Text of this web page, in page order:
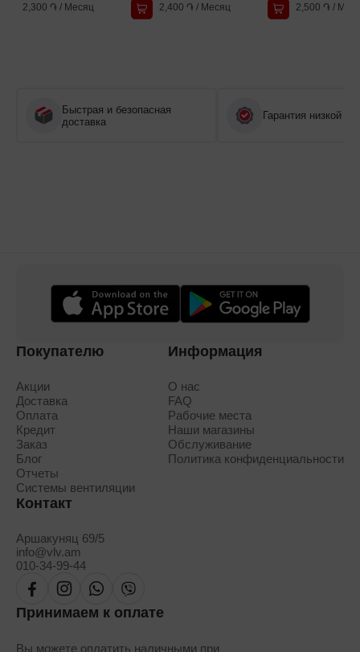
2,300 ֏ / Месяц
2,400 ֏ / Месяц
2,500 ֏ /
Быстрая и безопасная
доставка
Гарантия низкой
Покупателю
Акции
Доставка
Оплата
Кредит
Заказ
Блог
Отчеты
Системы вентиляции
Информация
О нас
FAQ
Рабочие места
Наши магазины
Обслуживание
Политика конфиденциальности
Контакт
Аршакуняц 69/5
info@vlv.am
010-34-99-44
Принимаем к оплате
Вы можете оплатить наличными при